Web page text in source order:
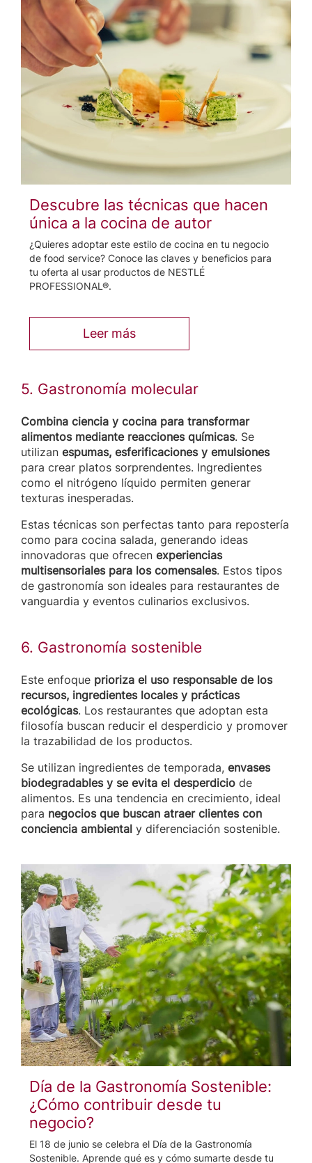
Descubre las técnicas que hacen
única a la cocina de autor
¿Quieres adoptar este estilo de cocina en tu negocio
de food service? Conoce las claves y beneficios para
tu oferta al usar productos de NESTLÉ
PROFESSIONAL®.
Leer más
5. Gastronomía molecular
Combina ciencia y cocina para transformar
alimentos mediante reacciones químicas. Se
utilizan espumas, esferificaciones y emulsiones
para crear platos sorprendentes. Ingredientes
como el nitrógeno líquido permiten generar
texturas inesperadas.
Estas técnicas son perfectas tanto para repostería
como para cocina salada, generando ideas
innovadoras que ofrecen experiencias
multisensoriales para los comensales. Estos tipos
de gastronomía son ideales para restaurantes de
vanguardia y eventos culinarios exclusivos.
6. Gastronomía sostenible
Este enfoque prioriza el uso responsable de los
recursos, ingredientes locales y prácticas
ecológicas. Los restaurantes que adoptan esta
filosofía buscan reducir el desperdicio y promover
la trazabilidad de los productos.
Se utilizan ingredientes de temporada, envases
biodegradables y se evita el desperdicio de
alimentos. Es una tendencia en crecimiento, ideal
para negocios que buscan atraer clientes con
conciencia ambiental y diferenciación sostenible.
Día de la Gastronomía Sostenible:
¿Cómo contribuir desde tu
negocio?
El 18 de junio se celebra el Día de la Gastronomía
Sostenible. Aprende qué es y cómo sumarte desde tu